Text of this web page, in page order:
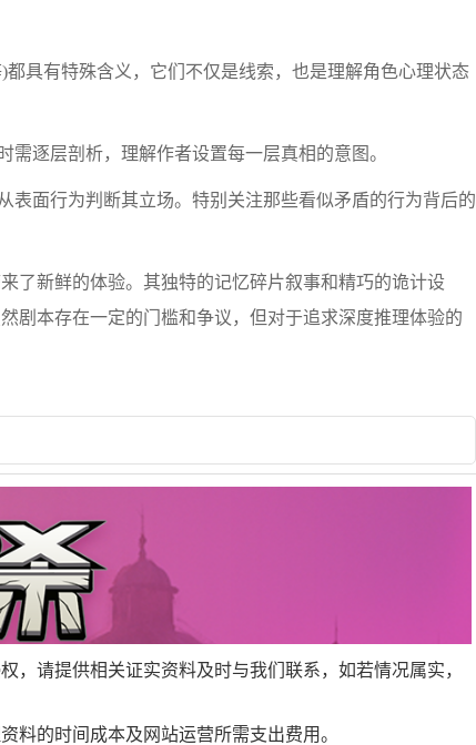
具有特殊含义，它们不仅是线索，也是理解角色心理状态
逐层剖析，理解作者设置每一层真相的意图。
面行为判断其立场。特别关注那些看似矛盾的行为背后的
新鲜的体验。其独特的记忆碎片叙事和精巧的诡计设
剧本存在一定的门槛和争议，但对于追求深度推理体验的
，请提供相关证实资料及时与我们联系，如若情况属实，
料的时间成本及网站运营所需支出费用。